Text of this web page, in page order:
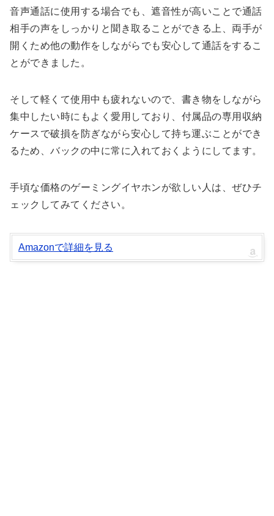
音声通話に使用する場合でも、遮音性が高いことで通話
相手の声をしっかりと聞き取ることができる上、両手が
開くため他の動作をしながらでも安心して通話をするこ
とができました。
そして軽くて使用中も疲れないので、書き物をしながら
集中したい時にもよく愛用しており、付属品の専用収納
ケースで破損を防ぎながら安心して持ち運ぶことができ
るため、バックの中に常に入れておくようにしてます。
手頃な価格のゲーミングイヤホンが欲しい人は、ぜひチ
ェックしてみてください。
Amazonで詳細を見る